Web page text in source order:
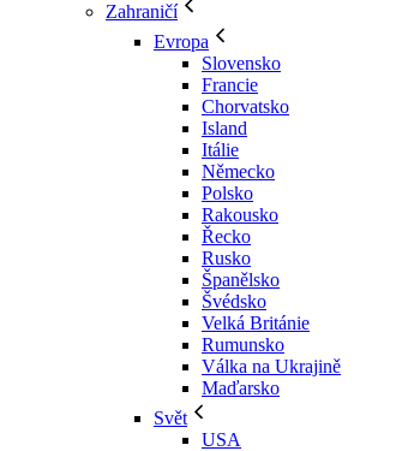
Zahraničí
Evropa
Slovensko
Francie
Chorvatsko
Island
Itálie
Německo
Polsko
Rakousko
Řecko
Rusko
Španělsko
Švédsko
Velká Británie
Rumunsko
Válka na Ukrajině
Maďarsko
Svět
USA